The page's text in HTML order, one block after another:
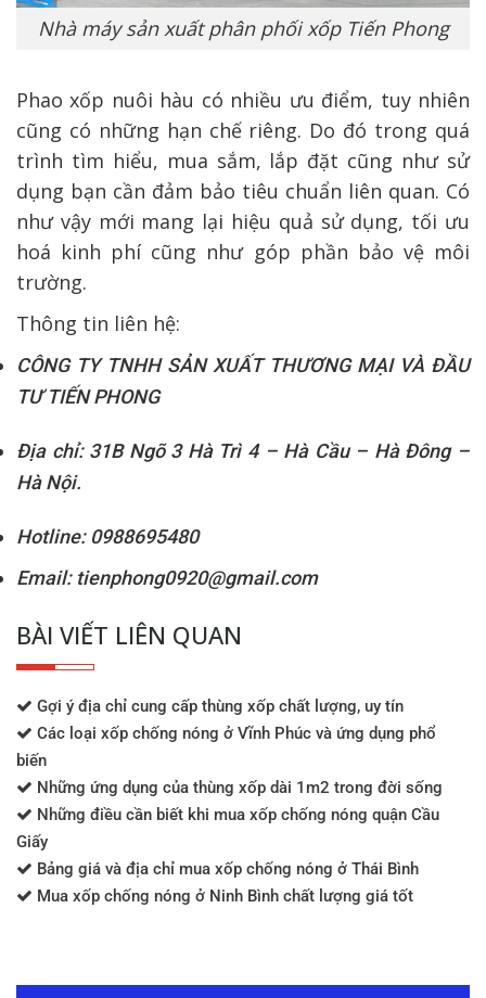
Nhà máy sản xuất phân phối xốp Tiến Phong
Phao xốp nuôi hàu có nhiều ưu điểm, tuy nhiên
cũng có những hạn chế riêng. Do đó trong quá
trình tìm hiểu, mua sắm, lắp đặt cũng như sử
dụng bạn cần đảm bảo tiêu chuẩn liên quan. Có
như vậy mới mang lại hiệu quả sử dụng, tối ưu
hoá kinh phí cũng như góp phần bảo vệ môi
trường.
Thông tin liên hệ:
CÔNG TY TNHH SẢN XUẤT THƯƠNG MẠI VÀ ĐẦU
TƯ TIẾN PHONG
Địa chỉ: 31B Ngõ 3 Hà Trì 4 – Hà Cầu – Hà Đông –
Hà Nội.
Hotline: 0988695480
Email: tienphong0920@gmail.com
BÀI VIẾT LIÊN QUAN
Gợi ý địa chỉ cung cấp thùng xốp chất lượng, uy tín
Các loại xốp chống nóng ở Vĩnh Phúc và ứng dụng phổ
biến
Những ứng dụng của thùng xốp dài 1m2 trong đời sống
Những điều cần biết khi mua xốp chống nóng quận Cầu
Giấy
Bảng giá và địa chỉ mua xốp chống nóng ở Thái Bình
Mua xốp chống nóng ở Ninh Bình chất lượng giá tốt